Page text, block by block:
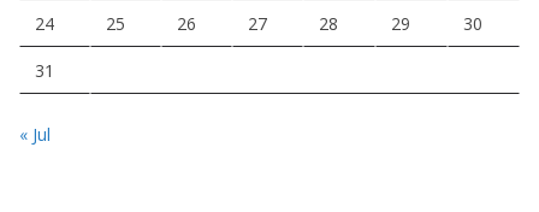
24 25 26 27 28 29 30
31
« Jul